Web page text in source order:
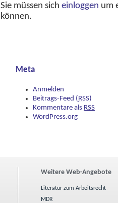
Sie müssen sich einloggen um
können.
Meta
Anmelden
Beitrags-Feed ( RSS)
Kommentare als RSS
WordPress.org
Weitere Web-Angebote
Literatur zum Arbeitsrecht
MDR